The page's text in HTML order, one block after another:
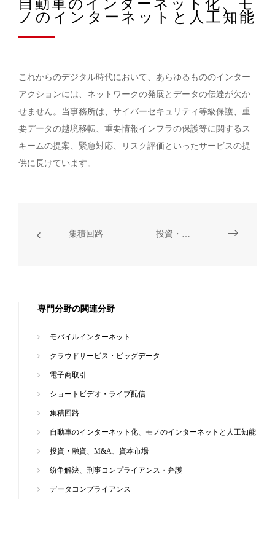
自動車のインターネット化、モ
ノのインターネットと人工知能
これからのデジタル時代において、あらゆるもののインター
アクションには、ネットワークの発展とデータの伝達が欠か
せません。当事務所は、サイバーセキュリティ等級保護、重
要データの越境移転、重要情報インフラの保護等に関するス
キームの提案、緊急対応、リスク評価といったサービスの提
供に長けています。
集積回路 投資・融資、M&A、資本市場
専門分野の関連分野
モバイルインターネット
クラウドサービス・ビッグデータ
電子商取引
ショートビデオ・ライブ配信
集積回路
自動車のインターネット化、モノのインターネットと人工知能
投資・融資、M&A、資本市場
紛争解決、刑事コンプライアンス・弁護
データコンプライアンス